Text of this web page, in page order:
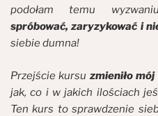
podołam temu
spróbować, zaryzykować i
siebie dumna!
Przejście kursu zmieniło
jak, co i w jakich ilościach
Ten kurs to sprawdzenie